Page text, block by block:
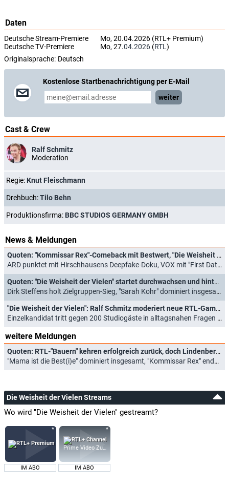
Daten
Deutsche Stream-Premiere
Mo, 20.04.2026 (RTL+ Premium)
Deutsche TV-Premiere
Mo, 27.04.2026 (RTL )
Originalsprache: Deutsch
Kostenlose Startbenachrichtigung per E-Mail
weiter
Cast & Crew
Ralf Schmitz
Moderation
Regie: Knut Fleischmann
Drehbuch:Tilo Behn
Produktionsfirma: BBC STUDIOS GERMANY GMBH
News & Meldungen
Quoten: "Kommissar Rex"-Comeback mit Bestwert, "Die Weisheit der Vielen" bricht ein
ARD punktet mit Hirschhausens Deepfake-Doku, VOX mit "First Dates Hotel" (05.05.2026)
Quoten: "Die Weisheit der Vielen" startet durchwachsen und hinter "Kommissar Rex"
Dirk Steffens holt Zielgruppen-Sieg, "Sarah Kohr" dominiert insgesamt (28.04.2026)
"Die Weisheit der Vielen": Ralf Schmitz moderiert neue RTL-Gameshow
Einzelkandidat tritt gegen 200 Studiogäste in alltagsnahen Fragen an (26.03.2026)
weitere Meldungen
Quoten: RTL-"Bauern" kehren erfolgreich zurück, doch Lindenberg-Doku siegt bei Jüngeren
"Mama ist die Best(i)e" dominiert insgesamt, "Kommissar Rex" endet schwächer (19.05.2026)
Die Weisheit der Vielen Streams
Wo wird "Die Weisheit der Vielen" gestreamt?
IM ABO
Prime Video Zusatz-Kanäle
IM ABO